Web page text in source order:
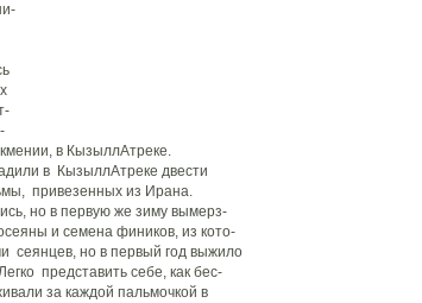
в КызыллАтреке.
в КызыллАтреке двести
привезенных из Ирана.
но в первую же зиму вымерз-
и семена фиников, из кото-
сеянцев, но в первый год выжило
представить себе, как бес-
за каждой пальмочкой в